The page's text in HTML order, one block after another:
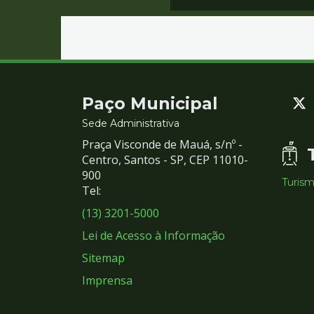
Contato
e
Redes
Sociais
Paço Municipal
Sede Administrativa
Praça Visconde de Mauá, s/nº -
Centro, Santos - SP, CEP 11010-
900
Tel:
(13) 3201-5000
Lei de Acesso à Informação
Sitemap
Imprensa